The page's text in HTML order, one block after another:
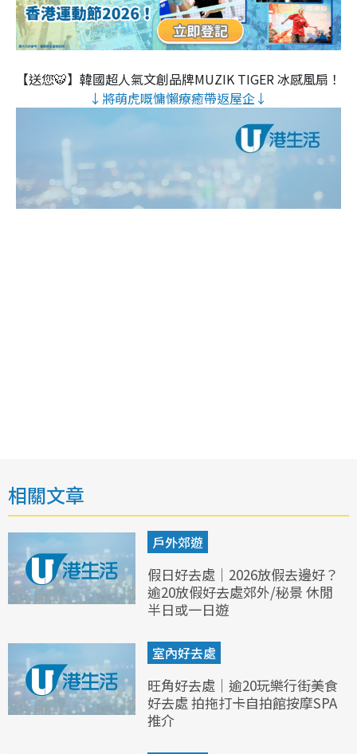
【送您🐯】韓國超人氣文創品牌MUZIK TIGER 冰感風扇！
↓將萌虎嘅慵懶療癒帶返屋企↓
相關文章
戶外郊遊
假日好去處｜2026放假去邊好？
逾20放假好去處郊外/秘景 休閒
半日或一日遊
室內好去處
旺角好去處｜逾20玩樂行街美食
好去處 拍拖打卡自拍館按摩SPA
推介